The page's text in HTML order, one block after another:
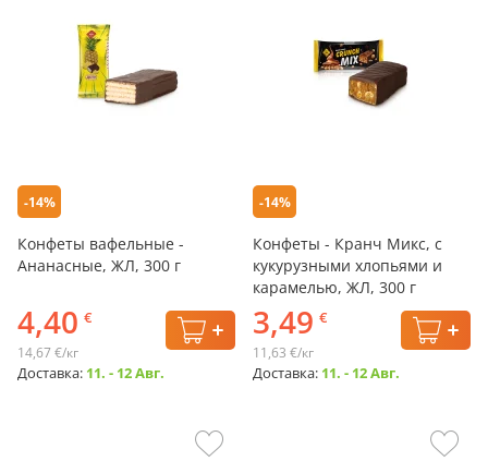
-14%
Конфеты вафельные -
Ананасные, ЖЛ, 300 г
4,40 €
14,67 €/кг
Доставка: 11. - 12 Авг.
-14%
Конфеты - Кранч Микс, с
кукурузными хлопьями и
карамелью, ЖЛ, 300 г
3,49 €
11,63 €/кг
Доставка: 11. - 12 Авг.